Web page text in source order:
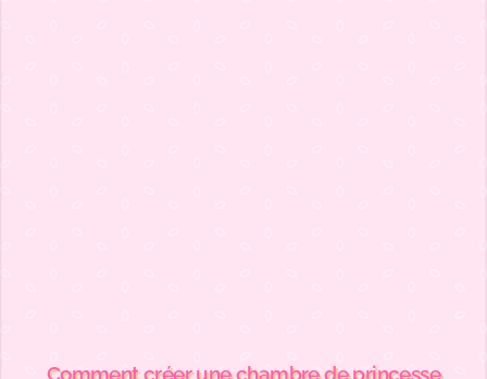
Comment créer une chambre de princesse